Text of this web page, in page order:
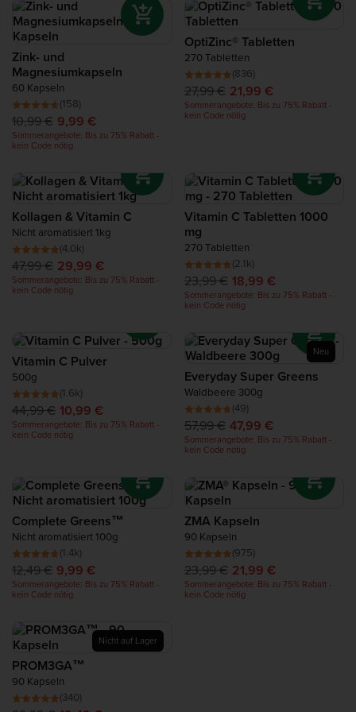
Protein für die Regeneration
Complete Food Shake
Proteinriegel
Protein Smoothie
Protein Snacks
Proteinreiche Nahrungsmittel
Zink- und
Magnesiumkapseln
60 Kapseln
(158)
10,99 € 9,99 €
Sommerangebote: Bis zu 75% Rabatt -
kein Code nötig
OptiZinc® Tabletten
270 Tabletten
(836)
27,99 € 21,99 €
Sommerangebote: Bis zu 75% Rabatt -
kein Code nötig
Kollagen & Vitamin C
Nicht aromatisiert 1kg
(4.0k)
47,99 € 29,99 €
Sommerangebote: Bis zu 75% Rabatt -
kein Code nötig
Vitamin C Tabletten 1000
mg
270 Tabletten
(2.1k)
23,99 € 18,99 €
Sommerangebote: Bis zu 75% Rabatt -
kein Code nötig
Vitamin C Pulver
500g
(1.6k)
44,99 € 10,99 €
Sommerangebote: Bis zu 75% Rabatt -
kein Code nötig
Neu
Everyday Super Greens
Waldbeere 300g
(49)
57,99 € 47,99 €
Sommerangebote: Bis zu 75% Rabatt -
kein Code nötig
Complete Greens™
Nicht aromatisiert 100g
(1.4k)
12,49 € 9,99 €
Sommerangebote: Bis zu 75% Rabatt -
kein Code nötig
ZMA Kapseln
90 Kapseln
(975)
23,99 € 21,99 €
Sommerangebote: Bis zu 75% Rabatt -
kein Code nötig
Nicht auf Lager
PROM3GA™
90 Kapseln
(340)